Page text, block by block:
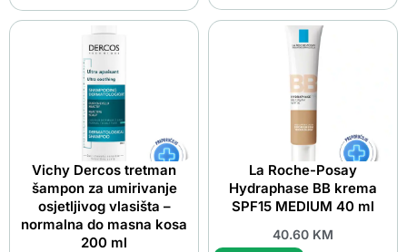
Vichy Dercos tretman
šampon za umirivanje
osjetljivog vlasišta –
normalna do masna kosa
200 ml
La Roche-Posay
Hydraphase BB krema
SPF15 MEDIUM 40 ml
40.60 KM